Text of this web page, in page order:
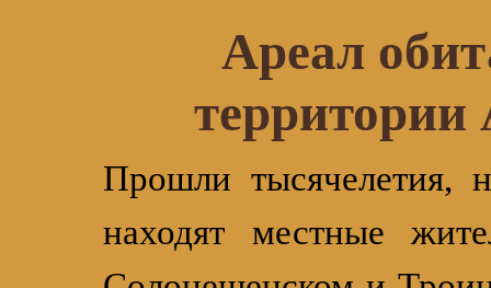
Ареал
территории
Прошли тысячелетия,
находят местные